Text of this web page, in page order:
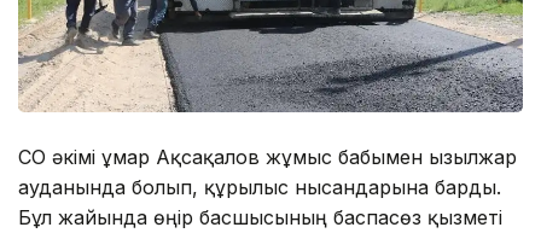
СҚО әкімі Құмар Ақсақалов жұмыс бабымен Қызылжар
ауданында болып, құрылыс нысандарына барды.
Бұл жайында өңір басшысының баспасөз қызметі